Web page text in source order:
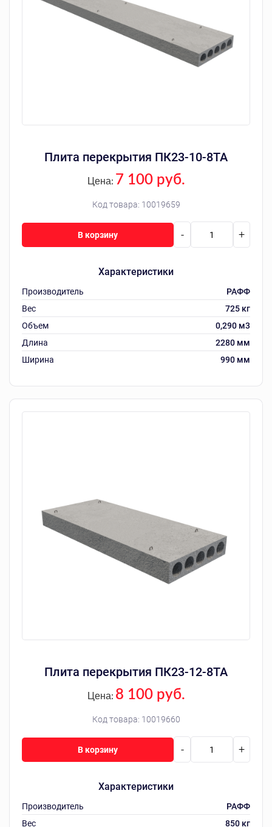
Плита перекрытия ПК23-10-8ТА
Код товара: 10019659
Цена: 7 100 руб.
Характеристики
Производитель
РАФФ
Вес
725 кг
Объем
0,290 м3
Длина
2280 мм
Ширина
990 мм
- +
В корзину
Плита перекрытия ПК23-12-8ТА
Код товара: 10019660
Цена: 8 100 руб.
Характеристики
Производитель
РАФФ
Вес
850 кг
- +
В корзину